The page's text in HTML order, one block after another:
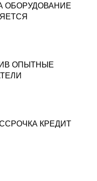
ОБОРУДОВАНИЕ
ОПЫТНЫЕ
КРЕДИТ